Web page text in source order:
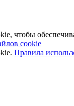
чтобы
cookie
Правила